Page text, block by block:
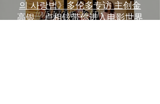
의 사랑법》多伦多专访 主创金
高银、卢相铉带你进入电影世界